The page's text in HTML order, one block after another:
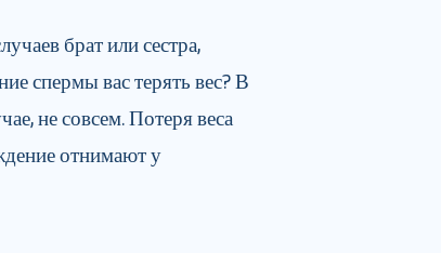
брат или сестра,
спермы вас терять вес? В
не совсем. Потеря веса
отнимают у